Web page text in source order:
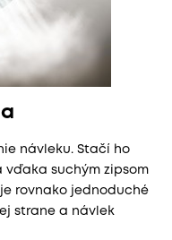
návleku. Stačí ho
suchým zipsom
rovnako jednoduché
strane a návlek